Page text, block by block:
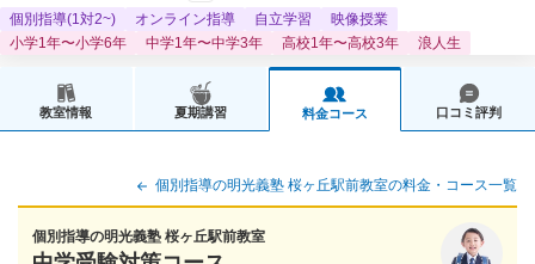
個別指導(1対2~)
オンライン指導 自立学習
映像授業
小学1年〜小学6年
中学1年〜中学3年 高校1年〜高校3年 浪人生
教室情報 夏期講習 料金コース 口コミ評判
個別指導の明光義塾 桜ヶ丘駅前教室の料金・コース一覧
個別指導の明光義塾 桜ヶ丘駅前教室